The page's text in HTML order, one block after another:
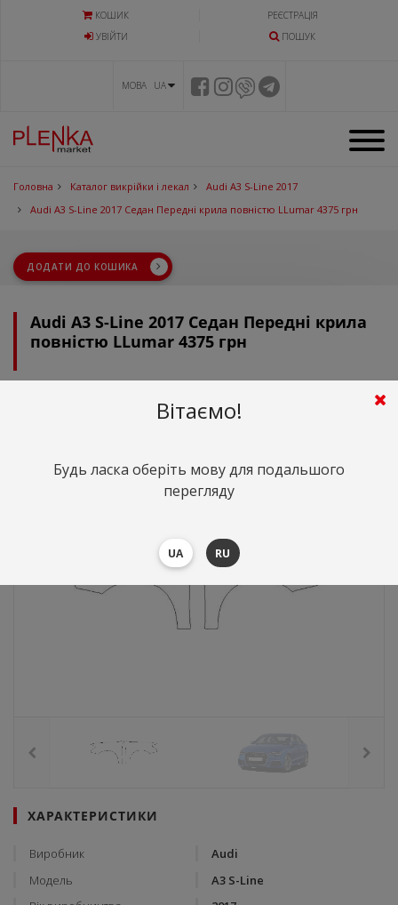
КОШИК
РЕЄСТРАЦІЯ
УВIЙТИ
ПОШУК
МОВА UA
Головна Каталог викрійки і лекал
Audi A3 S-Line 2017
Audi A3 S-Line 2017 Седан Передні крила повністю LLumar 4375 грн
ДОДАТИ ДО КОШИКА
Audi A3 S-Line 2017 Седан Передні крила
повністю LLumar 4375 грн
грн. ($95.34)
ХАРАКТЕРИСТИКИ
Виробник
Audi
Модель
A3 S-Line
Вітаємо!
Будь ласка оберіть мову для подальшого
перегляду
UA RU